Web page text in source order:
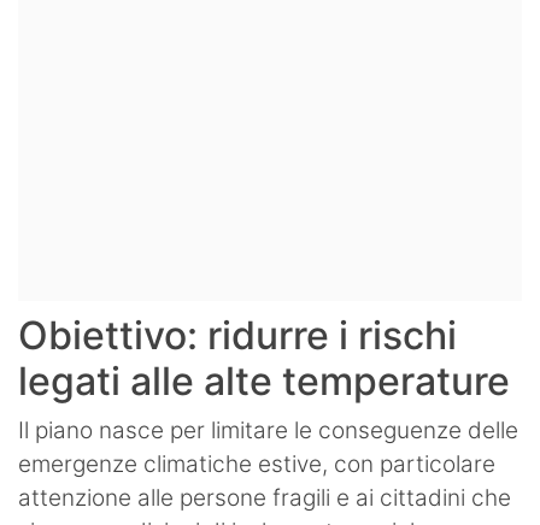
Obiettivo: ridurre i rischi
legati alle alte temperature
Il piano nasce per limitare le conseguenze delle
emergenze climatiche estive, con particolare
attenzione alle persone fragili e ai cittadini che